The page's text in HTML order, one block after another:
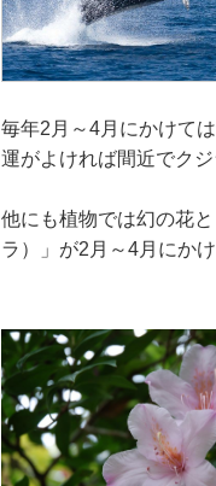
毎年2月～4月にかけて
運がよければ間近でク
他にも植物では幻の花
ラ）」が2月～4月にか